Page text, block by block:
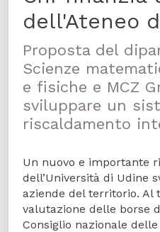
dell'Ateneo
Proposta del
Scienze
e fisiche e MCZ
sviluppare un
riscaldamento
Un nuovo e importante
dell’Università di Udine
aziende del territorio. Al
valutazione delle borse
Consiglio nazionale